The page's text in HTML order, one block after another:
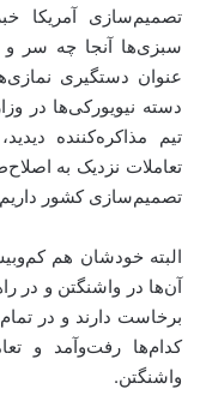
تصمیم‌سازی آمریکا
سبزی‌ها آنجا چه سر
عنوان دستگیری
دسته نیویورکی‌ها در
تیم مذاکره‌کننده
تعاملات نزدیک به
تصمیم‌سازی کشور
البته خودشان هم
آن‌ها در واشنگتن و در
برخاست دارند و در
کدام‌ها رفت‌وآمد و
واشنگتن.